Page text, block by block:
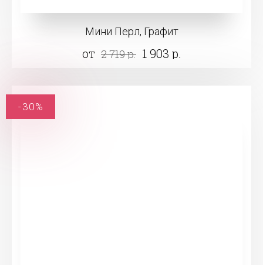
Мини Перл, Графит
от 2 719 р. 1 903 р.
-30%